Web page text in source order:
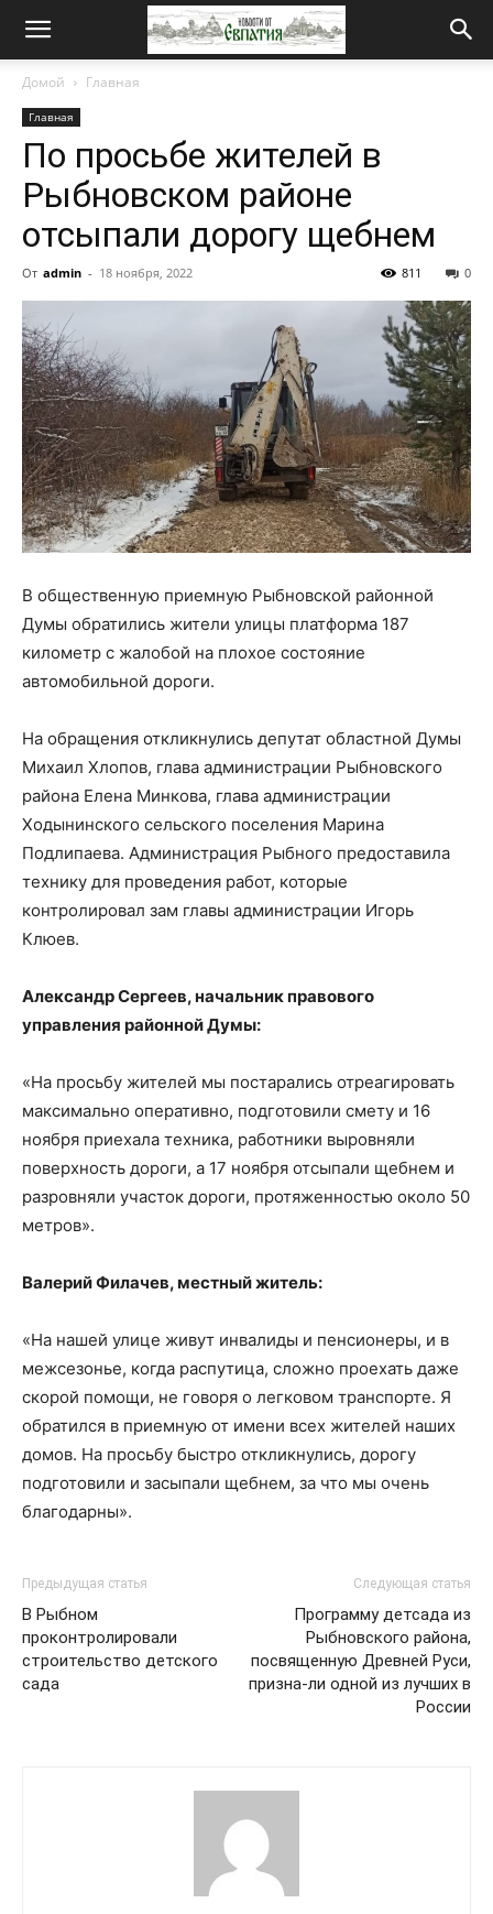
Новости
Домой Главная
Главная
По просьбе жителей в
Рыбновском районе
отсыпали дорогу щебнем
От admin - 18 ноября, 2022 0
811
В общественную приемную Рыбновской районной
Думы обратились жители улицы платформа 187
километр с жалобой на плохое состояние
автомобильной дороги.
На обращения откликнулись депутат областной Думы
Михаил Хлопов, глава администрации Рыбновского
района Елена Минкова, глава администрации
Ходынинского сельского поселения Марина
Подлипаева. Администрация Рыбного предоставила
технику для проведения работ, которые
контролировал зам главы администрации Игорь
Клюев.
Александр Сергеев, начальник правового
управления районной Думы:
«На просьбу жителей мы постарались отреагировать
максимально оперативно, подготовили смету и 16
ноября приехала техника, работники выровняли
поверхность дороги, а 17 ноября отсыпали щебнем и
разровняли участок дороги, протяженностью около 50
метров».
Валерий Филачев, местный житель:
«На нашей улице живут инвалиды и пенсионеры, и в
межсезонье, когда распутица, сложно проехать даже
скорой помощи, не говоря о легковом транспорте. Я
обратился в приемную от имени всех жителей наших
домов. На просьбу быстро откликнулись, дорогу
подготовили и засыпали щебнем, за что мы очень
благодарны».
Предыдущая статья
В Рыбном
проконтролировали
строительство детского
сада
Следующая статья
Программу детсада из
Рыбновского района,
посвященную Древней Руси,
призна-ли одной из лучших в
России